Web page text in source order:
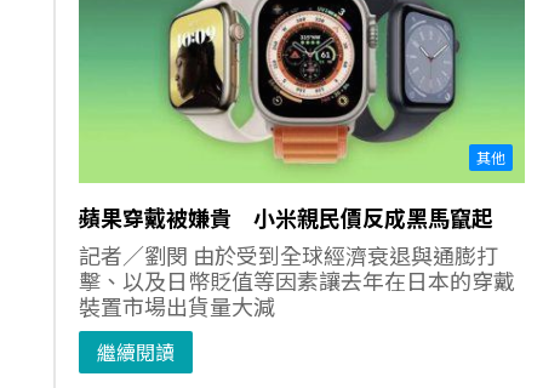
其他
蘋果穿戴被嫌貴 小米親民價反成黑馬竄起
記者／劉閔 由於受到全球經濟衰退與通膨打
擊、以及日幣貶值等因素讓去年在日本的穿戴
裝置市場出貨量大減
繼續閱讀